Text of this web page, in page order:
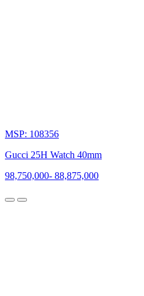
MSP: 108356
Gucci 25H Watch 40mm
98,750,000- 88,875,000